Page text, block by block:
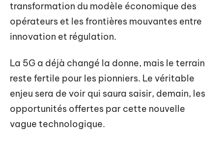
transformation du modèle économique des
opérateurs et les frontières mouvantes entre
innovation et régulation.
La 5G a déjà changé la donne, mais le terrain
reste fertile pour les pionniers. Le véritable
enjeu sera de voir qui saura saisir, demain, les
opportunités offertes par cette nouvelle
vague technologique.